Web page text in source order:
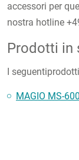
accessori per
nostra hotline
Prodotti in
I
MAGIO MS-